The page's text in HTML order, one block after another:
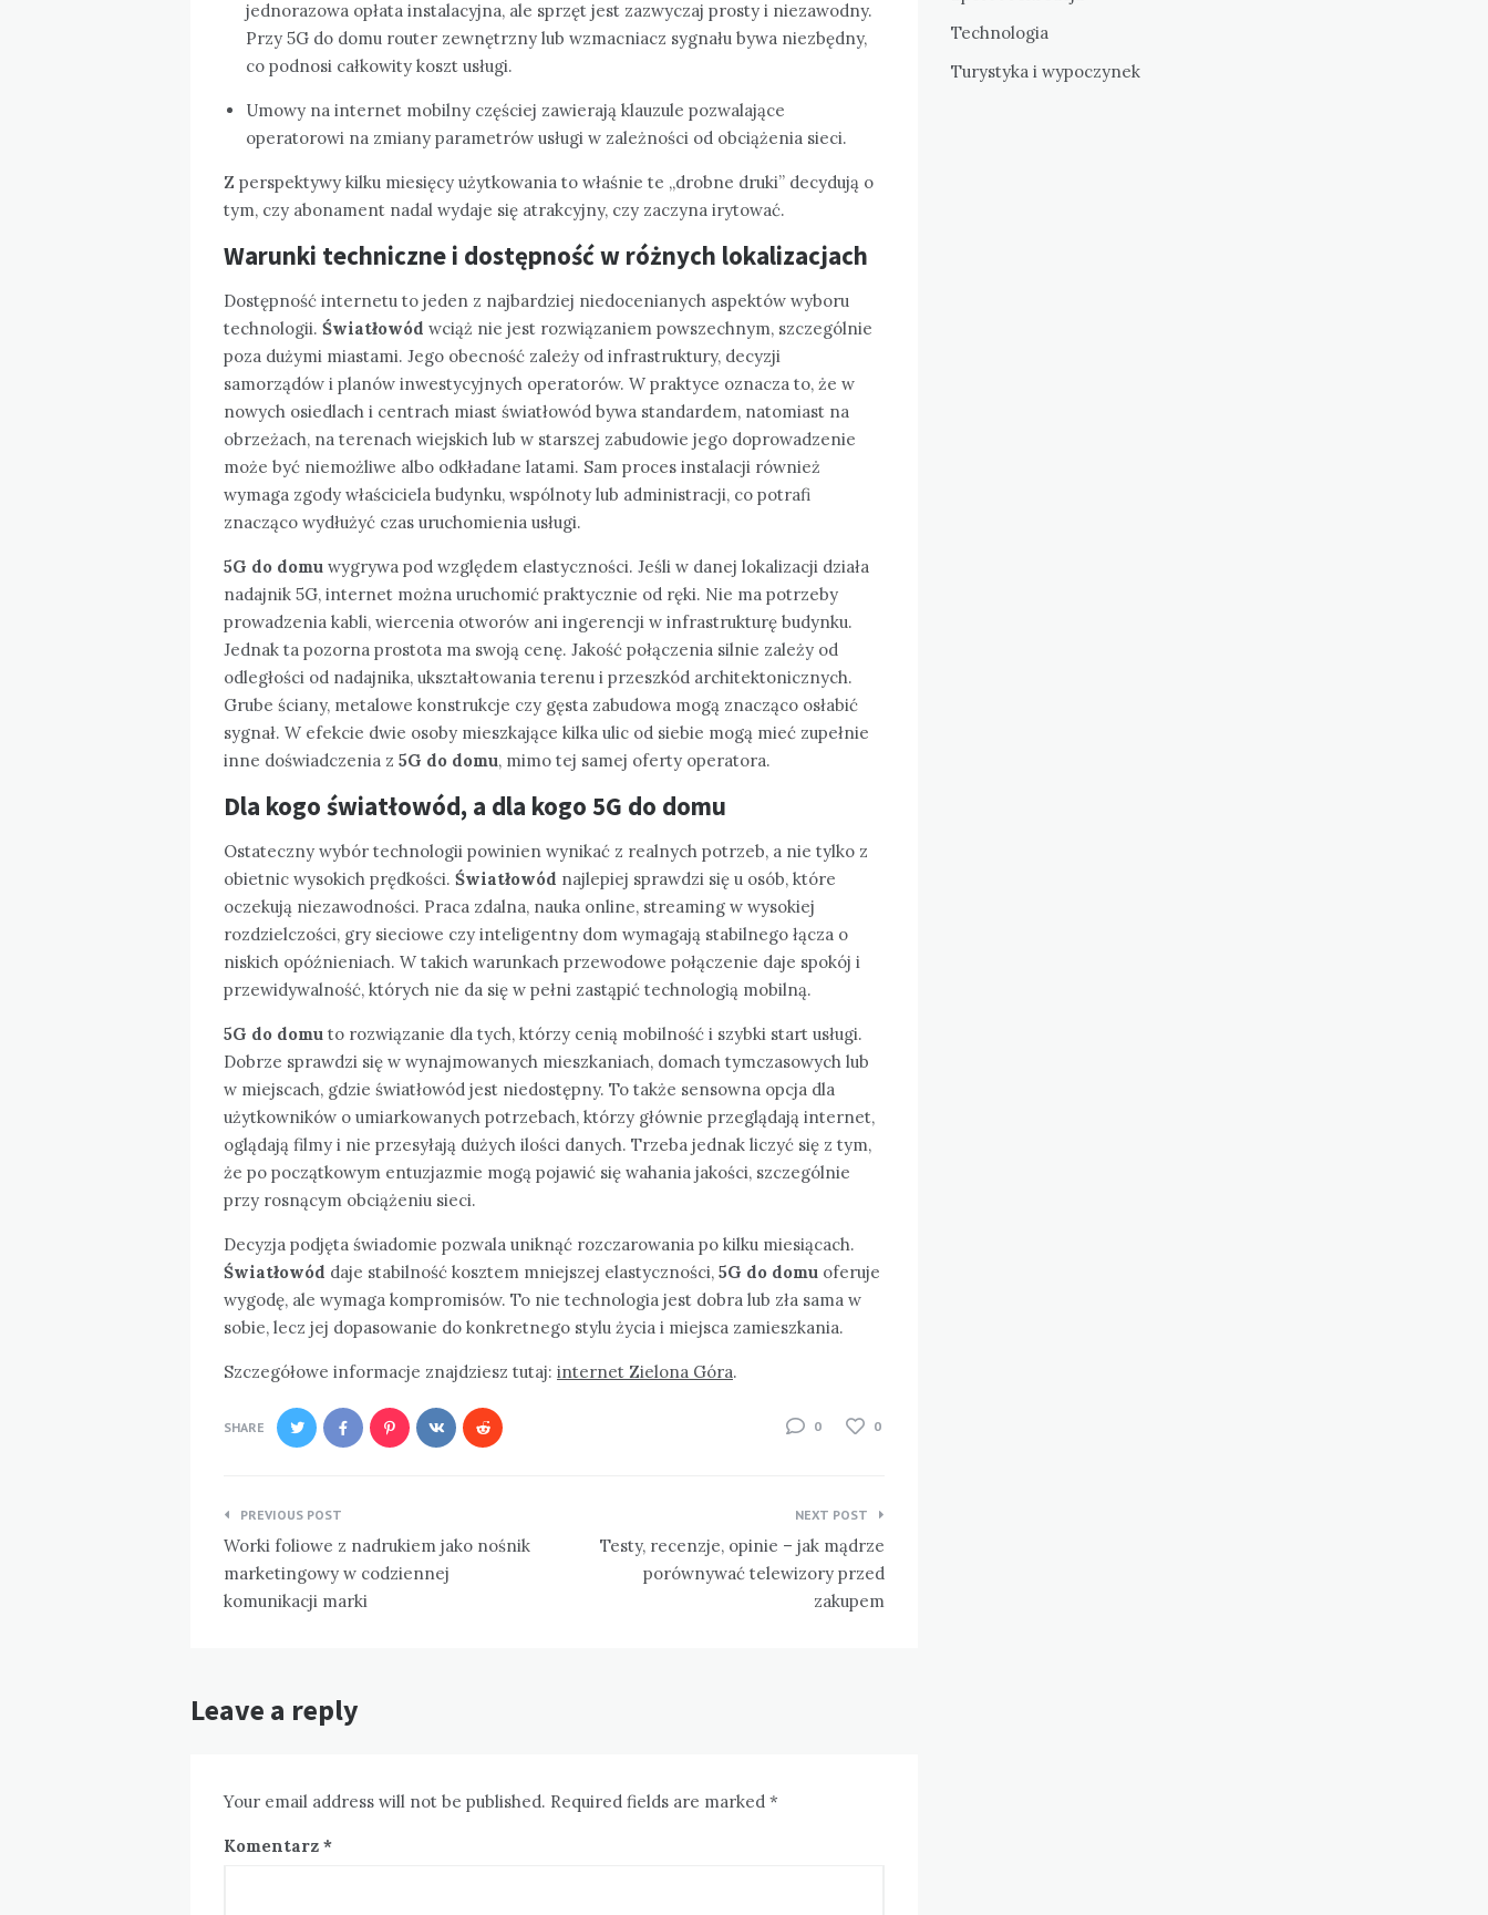
jednorazowa opłata instalacyjna, ale sprzęt jest zazwyczaj prosty i niezawodny.
Przy 5G do domu router zewnętrzny lub wzmacniacz sygnału bywa niezbędny,
co podnosi całkowity koszt usługi.
Umowy na internet mobilny częściej zawierają klauzule pozwalające
operatorowi na zmiany parametrów usługi w zależności od obciążenia sieci.
Z perspektywy kilku miesięcy użytkowania to właśnie te „drobne druki” decydują o
tym, czy abonament nadal wydaje się atrakcyjny, czy zaczyna irytować.
Warunki techniczne i dostępność w różnych lokalizacjach
Dostępność internetu to jeden z najbardziej niedocenianych aspektów wyboru
technologii. Światłowód wciąż nie jest rozwiązaniem powszechnym, szczególnie
poza dużymi miastami. Jego obecność zależy od infrastruktury, decyzji
samorządów i planów inwestycyjnych operatorów. W praktyce oznacza to, że w
nowych osiedlach i centrach miast światłowód bywa standardem, natomiast na
obrzeżach, na terenach wiejskich lub w starszej zabudowie jego doprowadzenie
może być niemożliwe albo odkładane latami. Sam proces instalacji również
wymaga zgody właściciela budynku, wspólnoty lub administracji, co potrafi
znacząco wydłużyć czas uruchomienia usługi.
5G do domu wygrywa pod względem elastyczności. Jeśli w danej lokalizacji działa
nadajnik 5G, internet można uruchomić praktycznie od ręki. Nie ma potrzeby
prowadzenia kabli, wiercenia otworów ani ingerencji w infrastrukturę budynku.
Jednak ta pozorna prostota ma swoją cenę. Jakość połączenia silnie zależy od
odległości od nadajnika, ukształtowania terenu i przeszkód architektonicznych.
Grube ściany, metalowe konstrukcje czy gęsta zabudowa mogą znacząco osłabić
sygnał. W efekcie dwie osoby mieszkające kilka ulic od siebie mogą mieć zupełnie
inne doświadczenia z 5G do domu, mimo tej samej oferty operatora.
Dla kogo światłowód, a dla kogo 5G do domu
Ostateczny wybór technologii powinien wynikać z realnych potrzeb, a nie tylko z
obietnic wysokich prędkości. Światłowód najlepiej sprawdzi się u osób, które
oczekują niezawodności. Praca zdalna, nauka online, streaming w wysokiej
rozdzielczości, gry sieciowe czy inteligentny dom wymagają stabilnego łącza o
niskich opóźnieniach. W takich warunkach przewodowe połączenie daje spokój i
przewidywalność, których nie da się w pełni zastąpić technologią mobilną.
5G do domu to rozwiązanie dla tych, którzy cenią mobilność i szybki start usługi.
Dobrze sprawdzi się w wynajmowanych mieszkaniach, domach tymczasowych lub
w miejscach, gdzie światłowód jest niedostępny. To także sensowna opcja dla
użytkowników o umiarkowanych potrzebach, którzy głównie przeglądają internet,
oglądają filmy i nie przesyłają dużych ilości danych. Trzeba jednak liczyć się z tym,
że po początkowym entuzjazmie mogą pojawić się wahania jakości, szczególnie
przy rosnącym obciążeniu sieci.
Decyzja podjęta świadomie pozwala uniknąć rozczarowania po kilku miesiącach.
Światłowód daje stabilność kosztem mniejszej elastyczności, 5G do domu oferuje
wygodę, ale wymaga kompromisów. To nie technologia jest dobra lub zła sama w
sobie, lecz jej dopasowanie do konkretnego stylu życia i miejsca zamieszkania.
Szczegółowe informacje znajdziesz tutaj: internet Zielona Góra.
SHARE 0 0
Nawigacja
wpisu
PREVIOUS POST
Worki foliowe z nadrukiem jako nośnik
marketingowy w codziennej
komunikacji marki
NEXT POST
Testy, recenzje, opinie – jak mądrze
porównywać telewizory przed
zakupem
Leave a reply
Your email address will not be published. Required fields are marked *
Komentarz *
Technologia
Turystyka i wypoczynek